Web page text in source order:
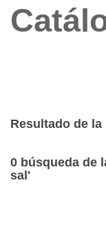
Resultado de la
0 búsqueda de
sal'